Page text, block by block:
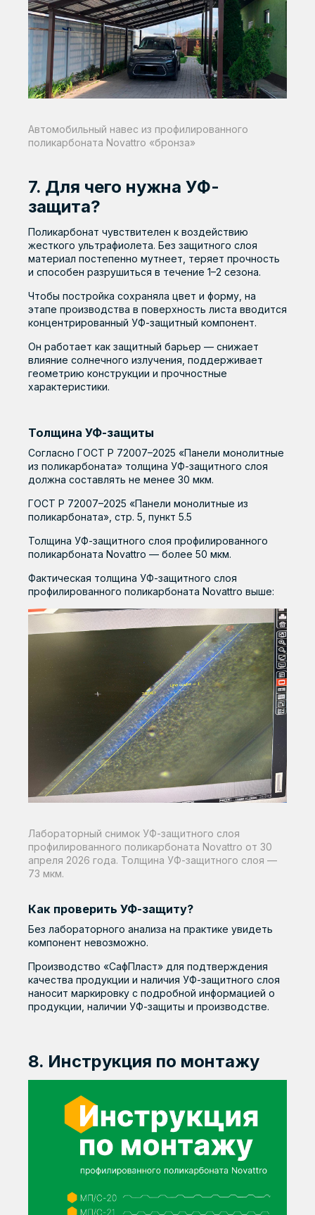
Автомобильный навес из профилированного
поликарбоната Novattro «бронза»
7. Для чего нужна УФ-
защита?
Поликарбонат чувствителен к воздействию
жесткого ультрафиолета. Без защитного слоя
материал постепенно мутнеет, теряет прочность
и способен разрушиться в течение 1–2 сезона.
Чтобы постройка сохраняла цвет и форму, на
этапе производства в поверхность листа вводится
концентрированный УФ-защитный компонент.
Он работает как защитный барьер — снижает
влияние солнечного излучения, поддерживает
геометрию конструкции и прочностные
характеристики.
Толщина УФ-защиты
Согласно ГОСТ Р 72007–2025 «Панели монолитные
из поликарбоната» толщина УФ-защитного слоя
должна составлять не менее 30 мкм.
ГОСТ Р 72007–2025 «Панели монолитные из
поликарбоната», стр. 5, пункт 5.5
Толщина УФ-защитного слоя профилированного
поликарбоната Novattro — более 50 мкм.
Фактическая толщина УФ-защитного слоя
профилированного поликарбоната Novattro выше:
Лабораторный снимок УФ-защитного слоя
профилированного поликарбоната Novattro от 30
апреля 2026 года. Толщина УФ-защитного слоя —
73 мкм.
Как проверить УФ-защиту?
Без лабораторного анализа на практике увидеть
компонент невозможно.
Производство «СафПласт» для подтверждения
качества продукции и наличия УФ-защитного слоя
наносит маркировку с подробной информацией о
продукции, наличии УФ-защиты и производстве.
8. Инструкция по монтажу